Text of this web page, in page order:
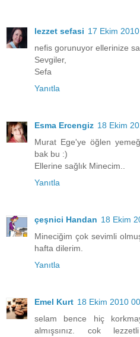
lezzet sefasi 17 Ekim
nefis gorunuyor ellerinize
Sevgiler,
Sefa
Yanıtla
Esma Ercengiz 18 Ekim
Murat Ege'ye öğlen
bak bu :)
Ellerine sağlık Minecim..
Yanıtla
çeşnici Handan 18 Ekim
Mineciğim çok sevimli
hafta dilerim.
Yanıtla
Emel Kurt 18 Ekim 2010
selam bence hiç
almışsınız. cok